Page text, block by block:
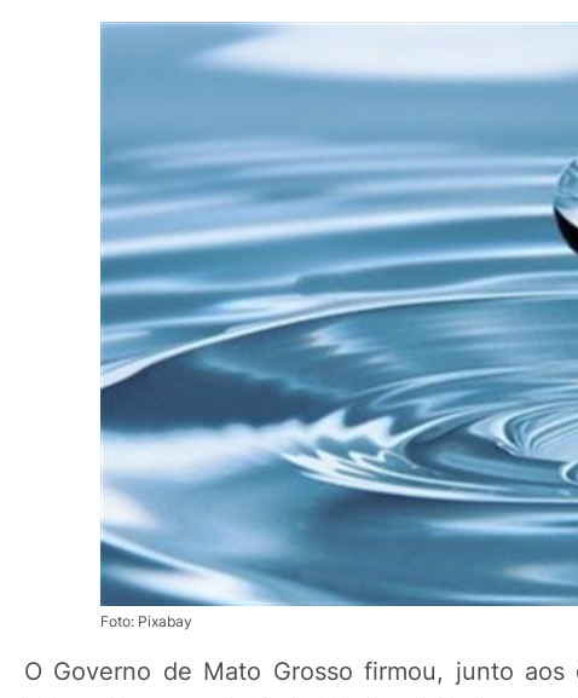
Foto: Pixabay
O Governo de Mato Grosso firmou, junto